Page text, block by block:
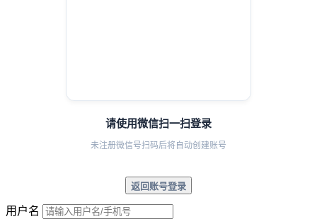
请使用微信扫一扫登录
未注册微信号扫码后将自动创建账号
返回账号登录
用户名